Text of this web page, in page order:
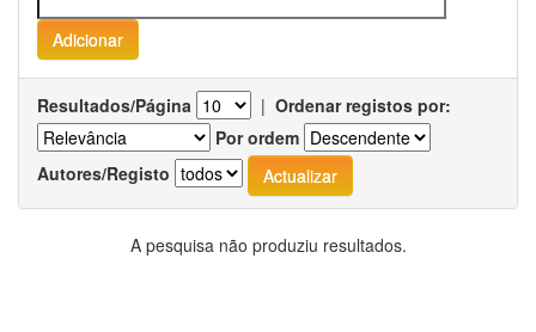
Resultados/Página | Ordenar registos por:
Por ordem
Autores/Registo
A pesquisa não produziu resultados.